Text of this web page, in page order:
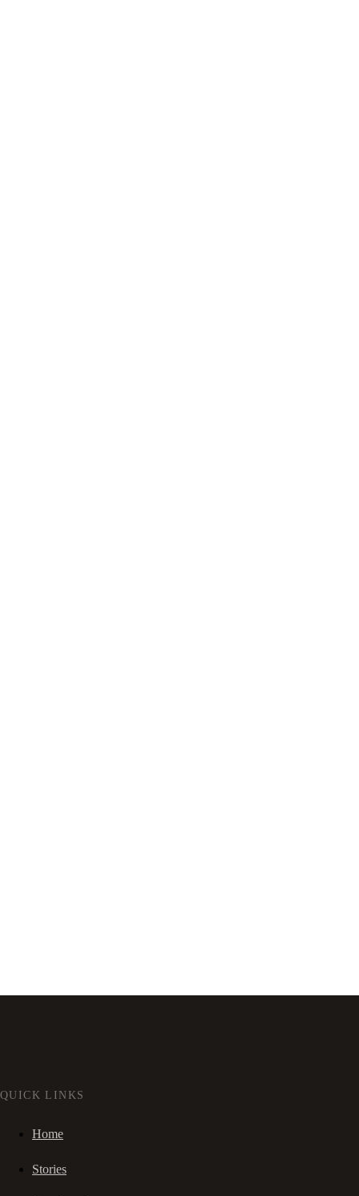
QUICK LINKS
Home
Stories